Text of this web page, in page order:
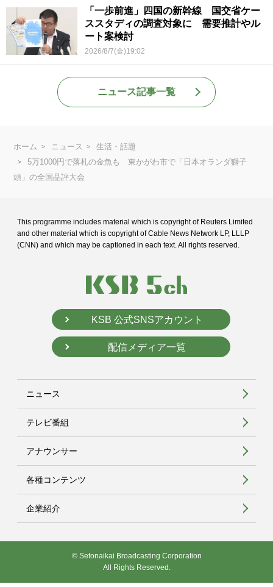
「一歩前進」四国の新幹線 国交省ケー
ススタディの調査対象に 需要推計やル
ート案検討
2026/8/7(金)19:02
ニュース記事一覧
ホーム ニュース
生活・話題
5万1000円で落札の金魚も 東かがわ市で「日本オランダ獅子
頭」の全国品評大会
This programme includes material which is copyright of Reuters Limited
and other material which is copyright of Cable News Network LP, LLLP
(CNN) and which may be captioned in each text. All rights reserved.
KSB 公式SNSアカウント
配信メディア一覧
ニュース
テレビ番組
アナウンサー
各種コンテンツ
企業紹介
© Setonaikai Broadcasting Corporation
All Rights Reserved.